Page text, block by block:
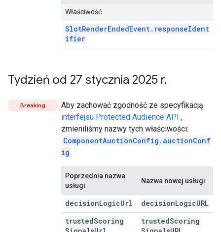
Właściwość
SlotRenderEndedEvent.responseIdent
ifier
Tydzień od 27 stycznia 2025 r.
Breaking
Aby zachować zgodność ze specyfikacją
interfejsu Protected Audience API ,
zmieniliśmy nazwy tych właściwości:
ComponentAuctionConfig.auctionConf
ig
Poprzednia nazwa
usługi
Nazwa nowej usługi
decisionLogicUrl decisionLogicURL
trustedScoring
trustedScoring